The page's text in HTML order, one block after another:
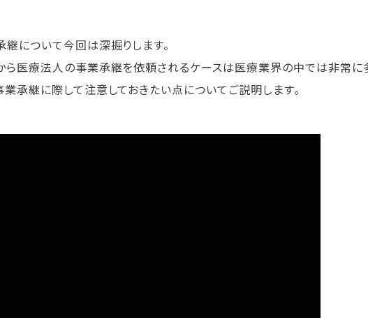
継について今回は深掘りします。
ら医療法人の事業承継を依頼されるケースは医療業界の中では非常に
業承継に際して注意しておきたい点についてご説明します。